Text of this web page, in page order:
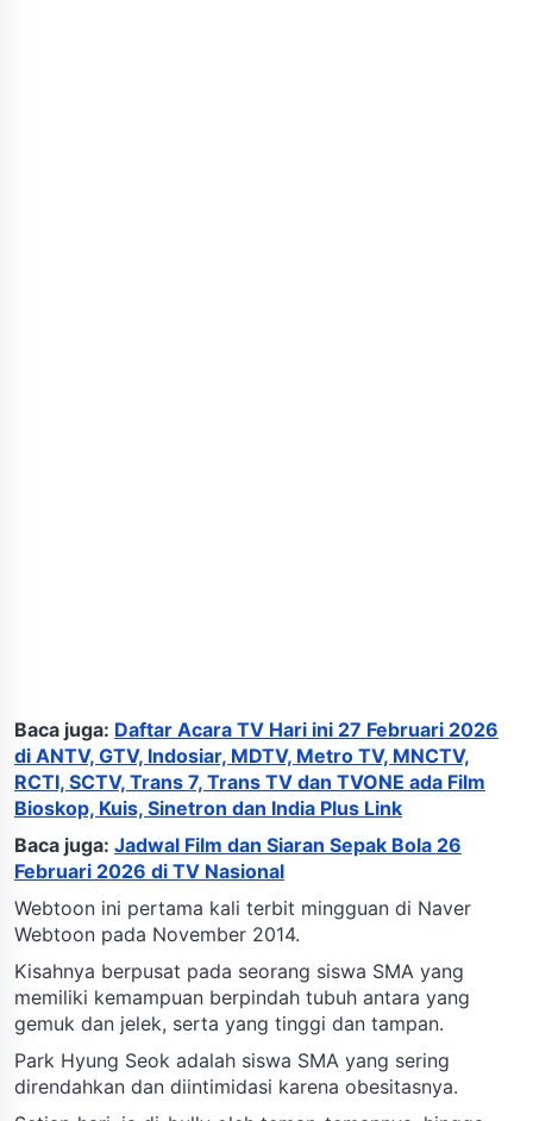
Baca juga: Daftar Acara TV Hari ini 27 Februari 2026
di ANTV, GTV, Indosiar, MDTV, Metro TV, MNCTV,
RCTI, SCTV, Trans 7, Trans TV dan TVONE ada Film
Bioskop, Kuis, Sinetron dan India Plus Link
Baca juga: Jadwal Film dan Siaran Sepak Bola 26
Februari 2026 di TV Nasional
Webtoon ini pertama kali terbit mingguan di Naver
Webtoon pada November 2014.
Kisahnya berpusat pada seorang siswa SMA yang
memiliki kemampuan berpindah tubuh antara yang
gemuk dan jelek, serta yang tinggi dan tampan.
Park Hyung Seok adalah siswa SMA yang sering
direndahkan dan diintimidasi karena obesitasnya.